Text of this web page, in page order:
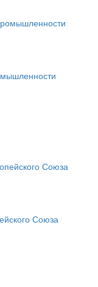
Союза